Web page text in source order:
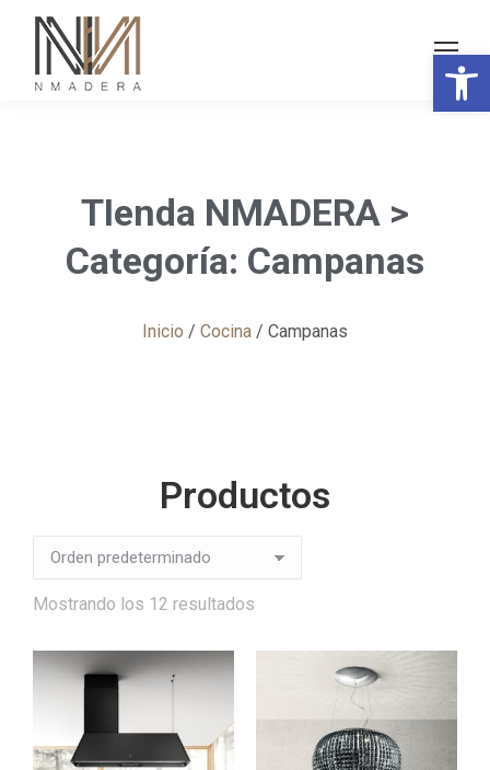
Abrir
TIenda NMADERA >
Categoría: Campanas
Inicio / Cocina / Campanas
Productos
Mostrando los 12 resultados